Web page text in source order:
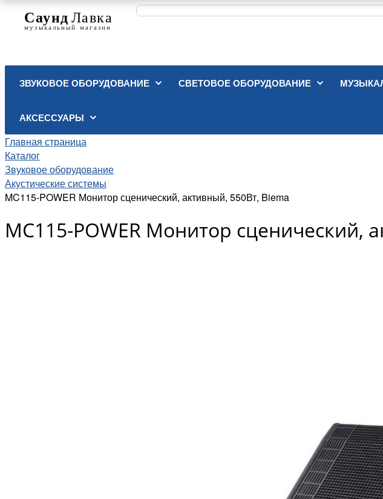
ЗВУКОВОЕ ОБОРУДОВАНИЕ СВЕТОВОЕ ОБОРУДОВАНИЕ
АКСЕССУАРЫ
Главная страница
Каталог
Звуковое оборудование
Акустические системы
MC115-POWER Монитор сценический, активный, 550Вт, Biema
MC115-POWER Монитор сценический,